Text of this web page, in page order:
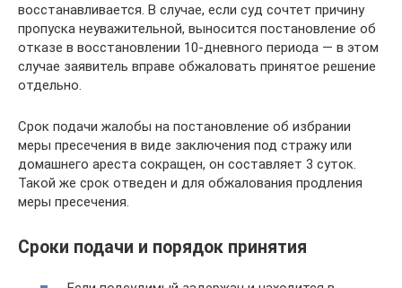
восстанавливается. В случае, если суд сочтет причину
пропуска неуважительной, выносится постановление об
отказе в восстановлении 10-дневного периода — в этом
случае заявитель вправе обжаловать принятое решение
отдельно.
Срок подачи жалобы на постановление об избрании
меры пресечения в виде заключения под стражу или
домашнего ареста сокращен, он составляет 3 суток.
Такой же срок отведен и для обжалования продления
меры пресечения.
Сроки подачи и порядок принятия